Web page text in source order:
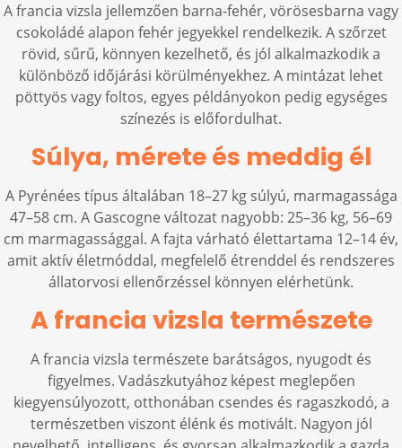
A francia vizsla jellemzően barna-fehér, vörösesbarna vagy
csokoládé alapon fehér jegyekkel rendelkezik. A szőrzet
rövid, sűrű, könnyen kezelhető, és jól alkalmazkodik a
különböző időjárási körülményekhez. A mintázat lehet
pöttyös vagy foltos, egyes példányokon pedig egységes
színezés is előfordulhat.
Súlya, mérete és meddig él
A Pyrénées típus általában 18–27 kg súlyú, marmagassága
47–58 cm. A Gascogne változat nagyobb: 25–36 kg, 56–69
cm marmagassággal. A fajta várható élettartama 12–14 év,
amit aktív életmóddal, megfelelő étrenddel és rendszeres
állatorvosi ellenőrzéssel könnyen elérhetünk.
A francia vizsla természete
A francia vizsla természete barátságos, nyugodt és
figyelmes. Vadászkutyához képest meglepően
kiegyensúlyozott, otthonában csendes és ragaszkodó, a
természetben viszont élénk és motivált. Nagyon jól